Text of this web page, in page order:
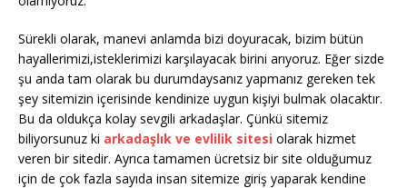
Sürekli olarak, manevi anlamda bizi doyuracak, bizim bütün
hayallerimizi,isteklerimizi karşılayacak birini arıyoruz. Eğer sizde
şu anda tam olarak bu durumdaysanız yapmanız gereken tek
şey sitemizin içerisinde kendinize uygun kişiyi bulmak olacaktır.
Bu da oldukça kolay sevgili arkadaşlar. Çünkü sitemiz
biliyorsunuz ki arkadaşlık ve evlilik sitesi olarak hizmet
veren bir sitedir. Ayrıca tamamen ücretsiz bir site olduğumuz
için de çok fazla sayıda insan sitemize giriş yaparak kendine